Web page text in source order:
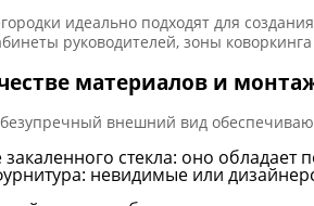
идеально подходят для
руководителей, зоны
материалов и
внешний вид
стекла: оно
невидимые или